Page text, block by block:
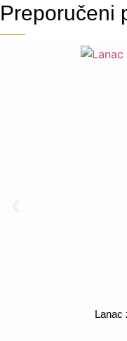
Preporučeni
Lanac